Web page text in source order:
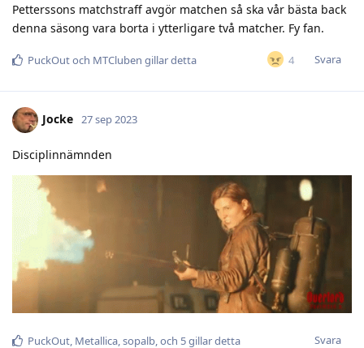
Petterssons matchstraff avgör matchen så ska vår bästa back
denna säsong vara borta i ytterligare två matcher. Fy fan.
4 Svara
PuckOutoch MTCluben gillar detta
Jocke 27 sep 2023
Disciplinnämnden
Svara
PuckOut, Metallica,sopalb, och 5gillar detta